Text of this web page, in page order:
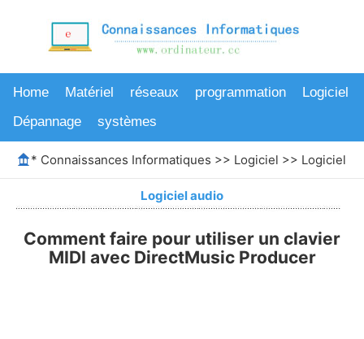
Home Matériel réseaux programmation
Logiciel
Dépannage
systèmes
* Connaissances Informatiques >> Logiciel >> Logiciel
Logiciel audio
Comment faire pour utiliser un clavier
MIDI avec DirectMusic Producer